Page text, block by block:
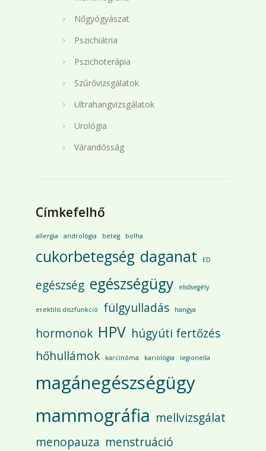
Nőgyógyászat
Pszichiátria
Pszichoterápia
Szűrővizsgálatok
Ultrahangvizsgálatok
Urológia
Várandósság
Címkefelhő
allergia andrológia beteg bolha
cukorbetegség daganat ED
egészség egészségügy elsősegély
erektilis diszfunkció fülgyulladás hangya
hormonok HPV húgyúti fertőzés
hőhullámok
karcinóma kariológia legionella
magánegészségügy
mammográfia mellvizsgálat
menopauza menstruáció